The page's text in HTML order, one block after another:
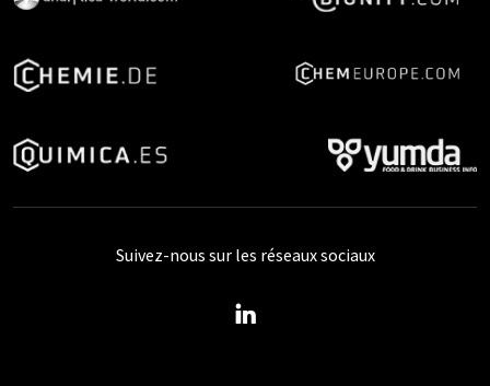
Suivez-nous sur les réseaux sociaux